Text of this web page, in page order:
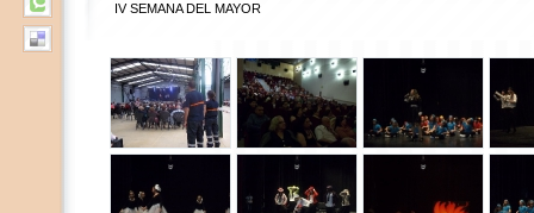
IV SEMANA DEL MAYOR